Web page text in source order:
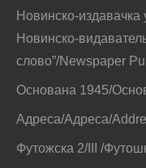
Новинско-издавачка
Новинско-
слово”/Newspaper
Основана 1945/
Адреса/Адреса/
Футожска 2/III /